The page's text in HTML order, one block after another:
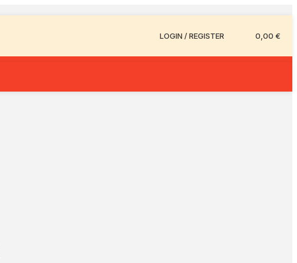
LOGIN / REGISTER 0,00 €